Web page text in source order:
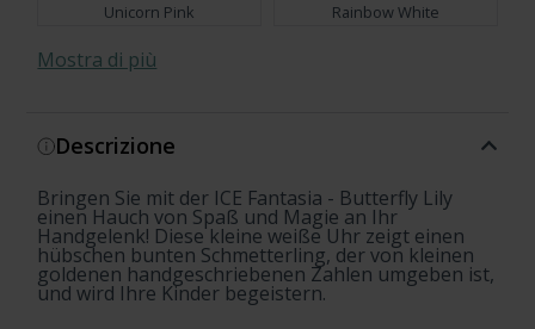
Unicorn Pink Rainbow White
Mostra di più
Descrizione
Bringen Sie mit der ICE Fantasia - Butterfly Lily
einen Hauch von Spaß und Magie an Ihr
Handgelenk! Diese kleine weiße Uhr zeigt einen
hübschen bunten Schmetterling, der von kleinen
goldenen handgeschriebenen Zahlen umgeben ist,
und wird Ihre Kinder begeistern.